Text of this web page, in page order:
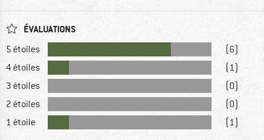
ÉVALUATIONS
5 étoiles
(6)
4 étoiles
(1)
3 étoiles
(0)
2 étoiles
(0)
1 étoile
(1)